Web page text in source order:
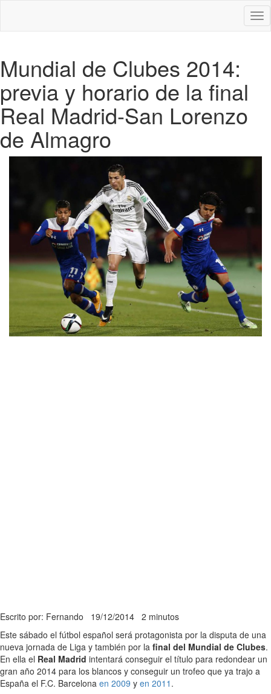
Mundial de Clubes 2014:
previa y horario de la final
Real Madrid-San Lorenzo
de Almagro
Escrito por: Fernando 19/12/2014 2 minutos
Este sábado el fútbol español será protagonista por la disputa de una
nueva jornada de Liga y también por la final del Mundial de Clubes.
En ella el Real Madrid intentará conseguir el título para redondear un
gran año 2014 para los blancos y conseguir un trofeo que ya trajo a
España el F.C. Barcelona en 2009 y en 2011 .